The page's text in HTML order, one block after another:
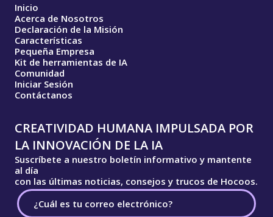
Inicio
Acerca de Nosotros
Declaración de la Misión
Características
Pequeña Empresa
Kit de herramientas de IA
Comunidad
Iniciar Sesión
Contáctanos
CREATIVIDAD HUMANA IMPULSADA POR
LA INNOVACIÓN DE LA IA
Suscríbete a nuestro boletín informativo y mantente
al día
con las últimas noticias, consejos y trucos de Hocoos.